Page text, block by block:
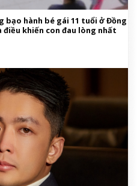
hành bé gái 11 tuổi ở Đồng
khiến con đau lòng nhất